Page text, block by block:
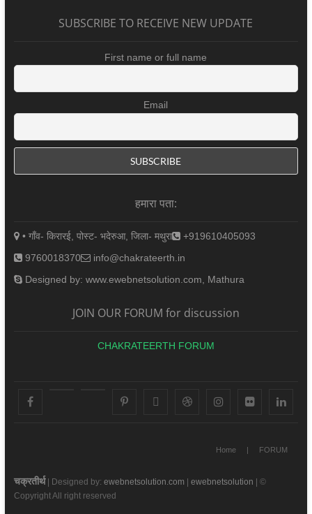
SUBSCRIBE TO RECEIVE NEW UPDATE
First name or full name
Email
हमारा पता:
• गाँव- किरारई, पोस्ट- भदेरुआ, जिला- मथुरा
+919610405093
9760018370
info@chakrateerth.in
Designed by: www.ewebnetsolution.com, Mathura
JOIN OUR FORUM for discussion
CHAKRATEERTH FORUM
facebook googlepluspinterest dribbbleinstagramflickr
Home FORUM
चक्रतीर्थ| Designed by: ewebnetsolution.com | ewebnetsolution | ©
Copyright All right reserved